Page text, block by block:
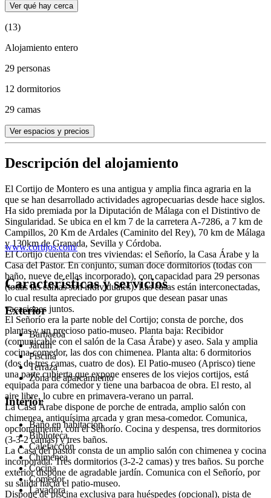
Ver qué hay cerca
(13)
Alojamiento entero
29 personas
12 dormitorios
29 camas
Ver espacios y precios
Descripción del alojamiento
El Cortijo de Montero es una antigua y amplia finca agraria en la
que se han desarrollado actividades agropecuarias desde hace siglos.
Ha sido premiada por la Diputación de Málaga con el Distintivo de
Singularidad. Se ubica en el km 7 de la carretera A-7286, a 7 km de
Campillos, 20 Km de Ardales (Caminito del Rey), 70 km de Málaga
y 130km de Granada, Sevilla y Córdoba.
El Cortijo cuenta con tres viviendas: el Señorío, la Casa Árabe y la
Casa del Pastor. En conjunto, suman doce dormitorios (todas con
baño, nueve de ellas incorporado), con capacidad para 29 personas
(todas las camas son individuales). Las casas están interconectadas,
lo cual resulta apreciado por grupos que desean pasar unas
vacaciones juntos.
El Señorío era la parte noble del Cortijo; consta de porche, dos
plantas y un precioso patio-museo. Planta baja: Recibidor
(comunicable con el salón de la Casa Árabe) y aseo. Sala y amplia
cocina-comedor, las dos con chimenea. Planta alta: 6 dormitorios
(dos de tres camas, cuatro de dos). El Patio-museo (Aprisco) tiene
una parte cubierta que expone enseres de los viejos cortijos, está
equipada para comedor y tiene una barbacoa de obra. El resto, al
aire libre, lo cubre en primavera-verano un parral.
La Casa Árabe dispone de porche de entrada, amplio salón con
chimenea, antiquísima arcada y gran mesa-comedor. Comunica,
opcionalmente, con el Señorío. Cocina y despensa, tres dormitorios
(3-3-2 camas) y tres baños.
La Casa del pastor consta de un amplio salón con chimenea y cocina
incorporada. Tres dormitorios (3-2-2 camas) y tres baños. Su porche
exterior dispone de agradable jardín. Comunica con el Señorío, por
su salida hacia el patio-museo.
Dispone de piscina exclusiva para huéspedes (opcional), pista de
www.cortijos.com/
Características y servicios
Exterior
Barbacoa
Jardín
Piscina
Terraza
Zona de aparcamiento
Interior
Baño en habitación
Biblioteca
Calefacción
Chimenea
Cocina
Comedor
Lavadora